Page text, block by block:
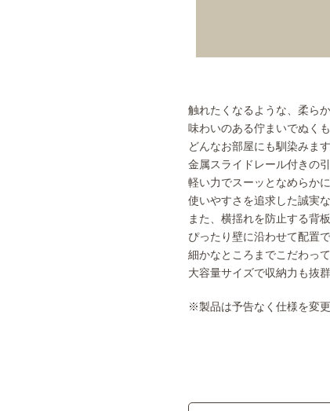
触れたくなるような、柔ら
味わいのある佇まいでぬくも
どんなお部屋にも馴染みます
金属スライドレール付きの
軽い力でスーッとなめらか
使いやすさを追求した誠実
また、横揺れを防止する背
ぴったり壁に沿わせて配置
細かなところまでこだわっ
大容量サイズで収納力も抜群
※製品は予告なく仕様を変